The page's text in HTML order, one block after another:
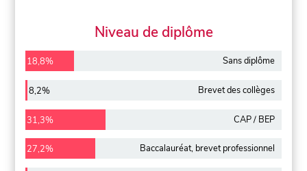
Niveau de diplôme
18,8% Sans diplôme
8,2% Brevet des collèges
31,3% CAP / BEP
27,2% Baccalauréat, brevet professionnel